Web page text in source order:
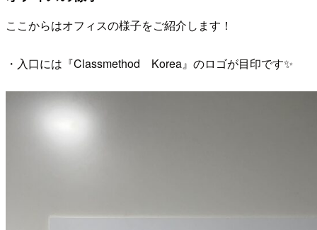
ここからはオフィスの様子をご紹介します！
・入口には『Classmethod Korea』のロゴが目印です✨